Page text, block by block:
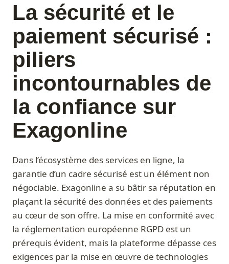
La sécurité et le
paiement sécurisé :
piliers
incontournables de
la confiance sur
Exagonline
Dans l’écosystème des services en ligne, la
garantie d’un cadre sécurisé est un élément non
négociable. Exagonline a su bâtir sa réputation en
plaçant la sécurité des données et des paiements
au cœur de son offre. La mise en conformité avec
la réglementation européenne RGPD est un
prérequis évident, mais la plateforme dépasse ces
exigences par la mise en œuvre de technologies